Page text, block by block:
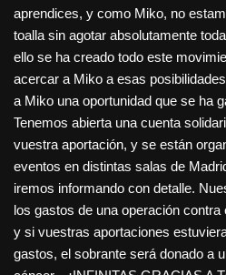
aprendices, y como Miko, no
toalla sin agotar absolutamente
ello se ha creado todo este
acercar a Miko a esas
a Miko una oportunidad que se ha
Tenemos abierta una cuenta
vuestra aportación, y se están
eventos en distintas salas de
iremos informando con detalle.
los gastos de una operación
y si vuestras aportaciones
gastos, el sobrante será donado a